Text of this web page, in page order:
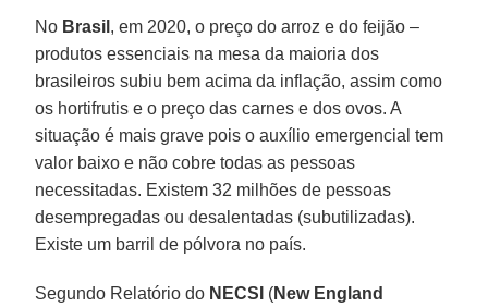
No Brasil , em 2020, o preço do arroz e do feijão –
produtos essenciais na mesa da maioria dos
brasileiros subiu bem acima da inflação, assim como
os hortifrutis e o preço das carnes e dos ovos. A
situação é mais grave pois o auxílio emergencial tem
valor baixo e não cobre todas as pessoas
necessitadas. Existem 32 milhões de pessoas
desempregadas ou desalentadas (subutilizadas).
Existe um barril de pólvora no país.
Segundo Relatório do NECSI (New England